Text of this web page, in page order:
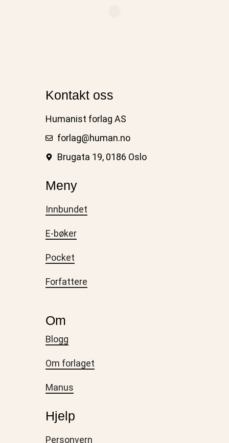
Kontakt oss
Humanist forlag AS
forlag@human.no
Brugata 19, 0186 Oslo
Meny
Innbundet
E-bøker
Pocket
Forfattere
Om
Blogg
Om forlaget
Manus
Hjelp
Personvern